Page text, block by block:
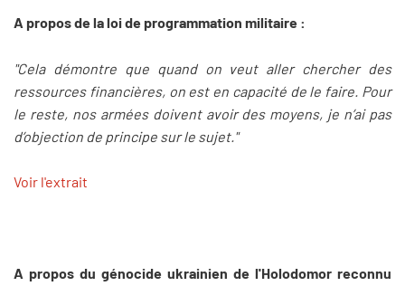
A propos de la loi de programmation militaire :
"Cela démontre que quand on veut aller chercher des
ressources financières, on est en capacité de le faire. Pour
le reste, nos armées doivent avoir des moyens, je n’ai pas
d’objection de principe sur le sujet."
Voir l'extrait
A propos du génocide ukrainien de l'Holodomor reconnu